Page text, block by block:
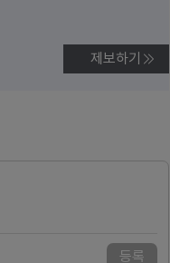
제보하기
등록